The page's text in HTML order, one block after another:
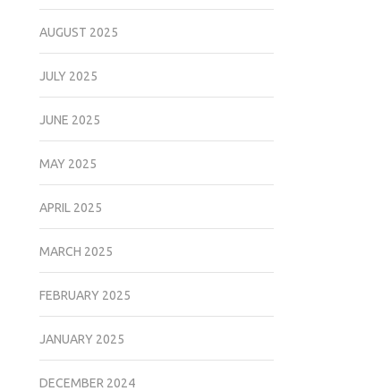
AUGUST 2025
JULY 2025
JUNE 2025
MAY 2025
APRIL 2025
MARCH 2025
FEBRUARY 2025
JANUARY 2025
DECEMBER 2024